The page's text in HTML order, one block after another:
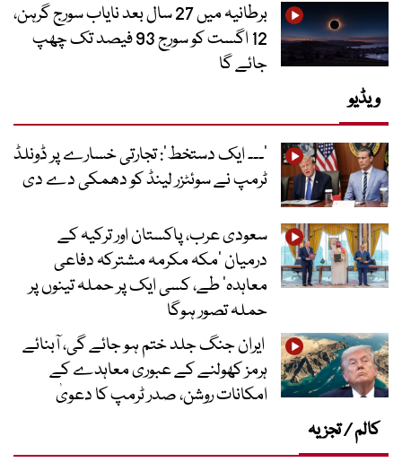
برطانیہ میں 27 سال بعد نایاب سورج گرہن،
12 اگست کو سورج 93 فیصد تک چھپ
جائے گا
ویڈیو
’۔۔۔ ایک دستخط‘: تجارتی خسارے پر ڈونلڈ
ٹرمپ نے سوئٹزر لینڈ کو دھمکی دے دی
سعودی عرب، پاکستان اور ترکیہ کے
درمیان ’مکہ مکرمہ مشترکہ دفاعی
معاہدہ‘ طے، کسی ایک پر حملہ تینوں پر
حملہ تصور ہوگا
ایران جنگ جلد ختم ہو جائے گی، آبنائے
ہرمز کھولنے کے عبوری معاہدے کے
امکانات روشن، صدر ٹرمپ کا دعویٰ
کالم / تجزیہ